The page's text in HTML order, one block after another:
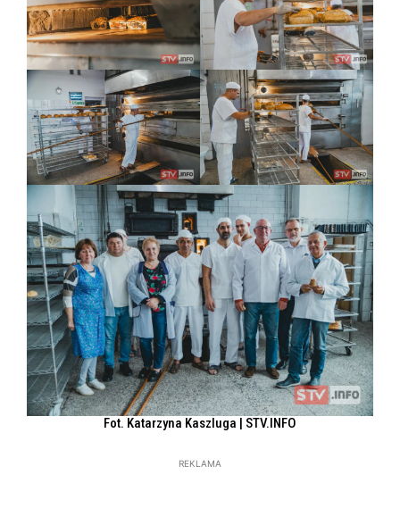
Fot. Katarzyna Kaszluga | STV.INFO
REKLAMA